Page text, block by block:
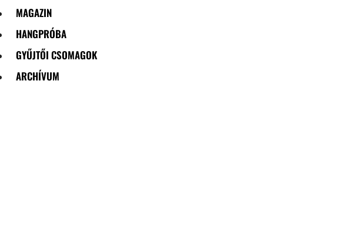
MAGAZIN
HANGPRÓBA
GYŰJTŐI CSOMAGOK
ARCHÍVUM